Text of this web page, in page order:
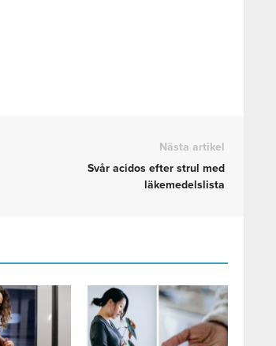
Nästa artikel
Svår acidos efter strul med
läkemedelslista